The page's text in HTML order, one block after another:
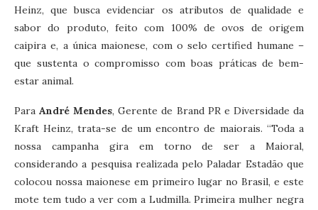
Heinz, que busca evidenciar os atributos de qualidade e
sabor do produto, feito com 100% de ovos de origem
caipira e, a única maionese, com o selo certified humane –
que sustenta o compromisso com boas práticas de bem-
estar animal.
ParaAndré Mendes, Gerente de Brand PR e Diversidade da
Kraft Heinz, trata-se de um encontro de maiorais. “Toda a
nossa campanha gira em torno de ser a Maioral,
considerando a pesquisa realizada pelo Paladar Estadão que
colocou nossa maionese em primeiro lugar no Brasil, e este
mote tem tudo a ver com a Ludmilla. Primeira mulher negra